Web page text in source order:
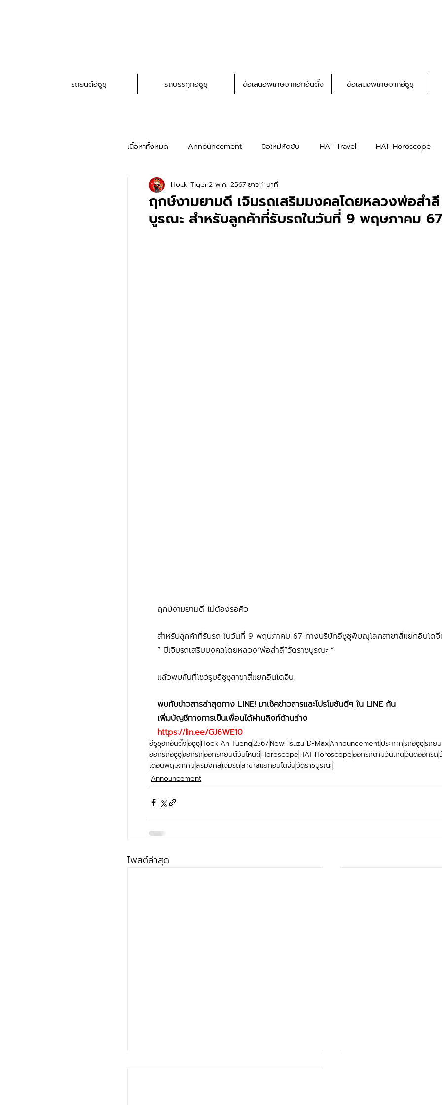
รถยนต์อีซูซุ รถบรรทุกอีซูซุ ข้อเสนอพิเศษจากฮกอันตึ๊ง ข้อเสนอพิเศษจากอีซูซุ
เนื้อหาทั้งหมด Announcement มือใหม่หัดขับ HAT Travel HAT Horoscope
HAT Service Trick HAT Privileges
ฤกษ์งามยามดี เจิมรถเสริมมงคลโดยหลวงพ่อสำ
บูรณะ สำหรับลูกค้าที่รับรถในวันที่ 9 พฤษภาคม 67
Hock Tiger2 พ.ค. 2567ยาว 1 นาที
ฤกษ์งามยามดี ไม่ต้องรอคิว
สำหรับลูกค้าที่รับรถ ในวันที่ 9 พฤษภาคม 67 ทางบริษัทอีซูซุพิษณุโลกสาขาสี่แยกอินโด
” มีเจิมรถเสริมมงคลโดยหลวง”พ่อสำลี”วัดราชบูรณะ “
แล้วพบกันที่โชว์รูมอีซูซุสาขาสี่แยกอินโดจีน
พบกับข่าวสารล่าสุดทาง LINE! มาเช็คข่าวสารและโปรโมชันดีๆ ใน LINE กัน
เพิ่มบัญชีทางการเป็นเพื่อนได้ผ่านลิงก์ด้านล่าง
https://lin.ee/GJ6WE10
อีซูซุฮกอันตึ๊งอีซูซุHock An Tueng2567New! Isuzu D-MaxAnnouncementประกาศรถอีซูซุรถย
ออกรถอีซูซุออกรถออกรถยนต์วันไหนดีHoroscopeHAT Horoscopeออกรถตามวันเกิดวันดีออกรถ
เดือนพฤษภาคมสิริมงคลเจิมรถสาขาสี่แยกอินโดจีนวัดราชบูรณะ
Announcement
โพสต์ล่าสุด